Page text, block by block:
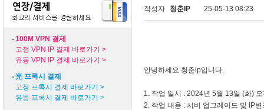
100M VPN 결제
고정 VPN IP 결제 바로가기 >
유동 VPN IP 결제 바로가기 >
光 프록시 결제
고정 프록시 결제 바로가기 >
유동 프록시 결제 바로가기 >
작성자 청춘IP 25-05-13 08:23
안녕하세요 청춘ip입니다.
1. 작업 일시 : 2024년 5월 13일 (화)
2. 작업 내용 : 서버 업그레이드 및 IP변